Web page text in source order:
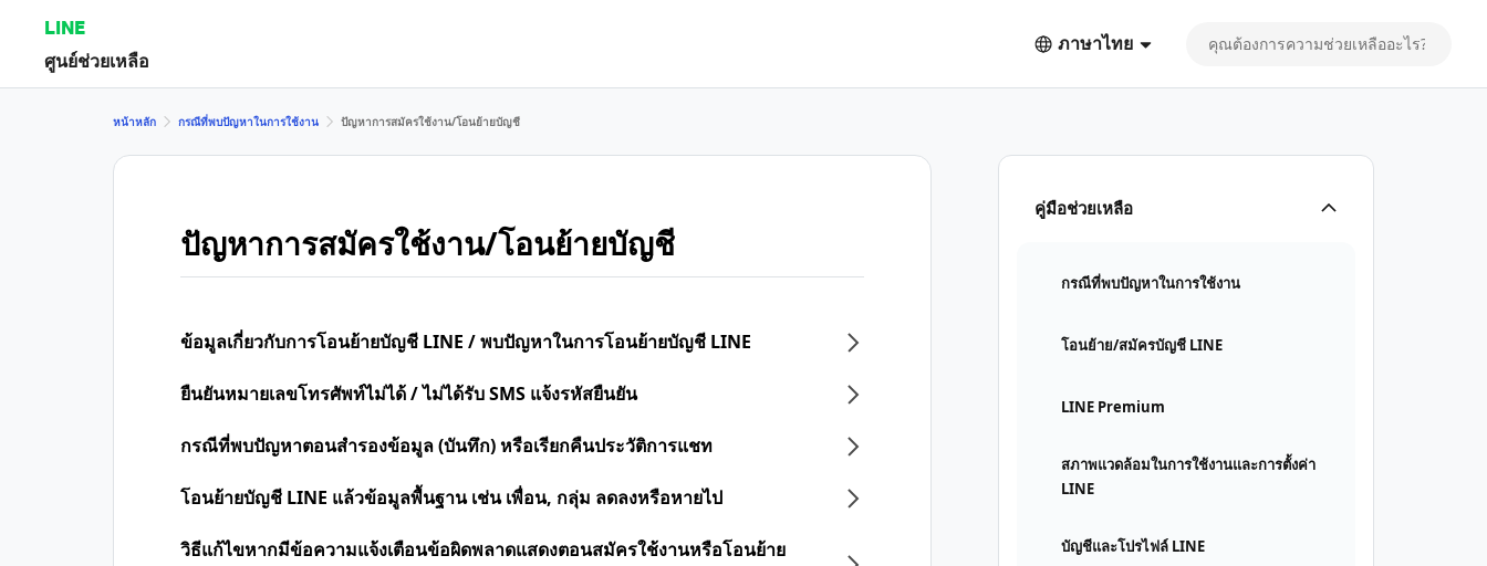
LINE
ศูนย์ช่วยเหลือ
ภาษาไทย
คู่มือช่วยเหลือ
กรณีที่พบปัญหาในการใช้งาน
โอนย้าย/สมัครบัญชี LINE
LINE Premium
สภาพแวดล้อมในการใช้งานและการตั้งค่า
LINE
บัญชีและโปรไฟล์ LINE
หน้าหลัก กรณีที่พบปัญหาในการใช้งาน ปัญหาการสมัครใช้งาน/โอนย้ายบัญชี
ปัญหาการสมัครใช้งาน/โอนย้ายบัญชี
ข้อมูลเกี่ยวกับการโอนย้ายบัญชี LINE / พบปัญหาในการโอนย้ายบัญชี LINE
ยืนยันหมายเลขโทรศัพท์ไม่ได้ / ไม่ได้รับ SMS แจ้งรหัสยืนยัน
กรณีที่พบปัญหาตอนสำรองข้อมูล (บันทึก) หรือเรียกคืนประวัติการแชท
โอนย้ายบัญชี LINE แล้วข้อมูลพื้นฐาน เช่น เพื่อน, กลุ่ม ลดลงหรือหายไป
วิธีแก้ไขหากมีข้อความแจ้งเตือนข้อผิดพลาดแสดงตอนสมัครใช้งานหรือโอนย้าย